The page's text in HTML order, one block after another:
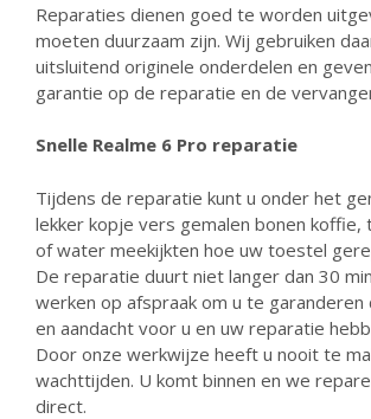
Reparaties dienen goed te worden
moeten duurzaam zijn. Wij gebruiken
uitsluitend originele onderdelen en
garantie op de reparatie en de
Snelle Realme 6 Pro reparatie
Tijdens de reparatie kunt u onder het
lekker kopje vers gemalen bonen koffie,
of water meekijkten hoe uw toestel
De reparatie duurt niet langer dan 30
werken op afspraak om u te
en aandacht voor u en uw reparatie
Door onze werkwijze heeft u nooit te
wachttijden. U komt binnen en we
direct.